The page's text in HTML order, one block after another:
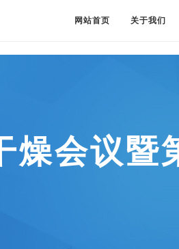
网站首页 关于我们
燥会议暨